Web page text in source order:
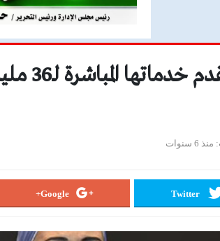
القباج:
منذ 6 سنوات
Twitter
Google+